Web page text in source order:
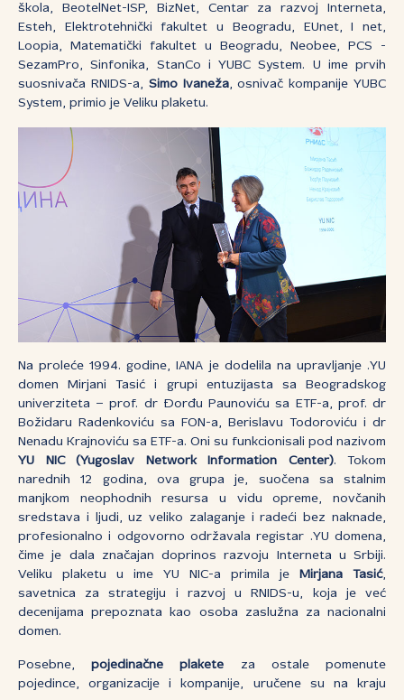
škola, BeotelNet-ISP, BizNet, Centar za razvoj Interneta,
Esteh, Elektrotehnički fakultet u Beogradu, EUnet, I net,
Loopia, Matematički fakultet u Beogradu, Neobee, PCS -
SezamPro, Sinfonika, StanCo i YUBC System. U ime prvih
suosnivača RNIDS-a, Simo Ivaneža, osnivač kompanije YUBC
System, primio je Veliku plaketu.
Na proleće 1994. godine, IANA je dodelila na upravljanje .YU
domen Mirjani Tasić i grupi entuzijasta sa Beogradskog
univerziteta – prof. dr Đorđu Paunoviću sa ETF-a, prof. dr
Božidaru Radenkoviću sa FON-a, Berislavu Todoroviću i dr
Nenadu Krajnoviću sa ETF-a. Oni su funkcionisali pod nazivom
YU NIC (Yugoslav Network Information Center). Tokom
narednih 12 godina, ova grupa je, suočena sa stalnim
manjkom neophodnih resursa u vidu opreme, novčanih
sredstava i ljudi, uz veliko zalaganje i radeći bez naknade,
profesionalno i odgovorno održavala registar .YU domena,
čime je dala značajan doprinos razvoju Interneta u Srbiji.
Veliku plaketu u ime YU NIC-a primila je
Mirjana Tasić,
savetnica za strategiju i razvoj u RNIDS-u, koja je već
decenijama prepoznata kao osoba zaslužna za nacionalni
domen.
Posebne, pojedinačne plakete za ostale pomenute
pojedince, organizacije i kompanije, uručene su na kraju